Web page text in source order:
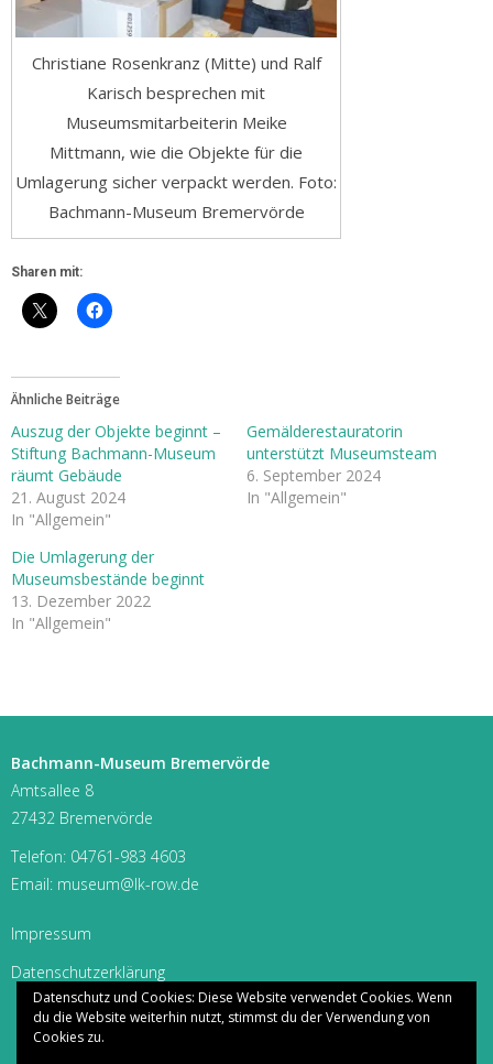
Christiane Rosenkranz (Mitte) und Ralf
Karisch besprechen mit
Museumsmitarbeiterin Meike
Mittmann, wie die Objekte für die
Umlagerung sicher verpackt werden. Foto:
Bachmann-Museum Bremervörde
Sharen mit:
Ähnliche Beiträge
Auszug der Objekte beginnt –
Stiftung Bachmann-Museum
räumt Gebäude
21. August 2024
In "Allgemein"
Gemälderestauratorin
unterstützt Museumsteam
6. September 2024
In "Allgemein"
Die Umlagerung der
Museumsbestände beginnt
13. Dezember 2022
In "Allgemein"
Bachmann-Museum Bremervörde
Amtsallee 8
27432 Bremervörde
Telefon: 04761-983 4603
Email: museum@lk-row.de
Impressum
Datenschutzerklärung
Datenschutz und Cookies: Diese Website verwendet Cookies. Wenn
du die Website weiterhin nutzt, stimmst du der Verwendung von
Cookies zu.